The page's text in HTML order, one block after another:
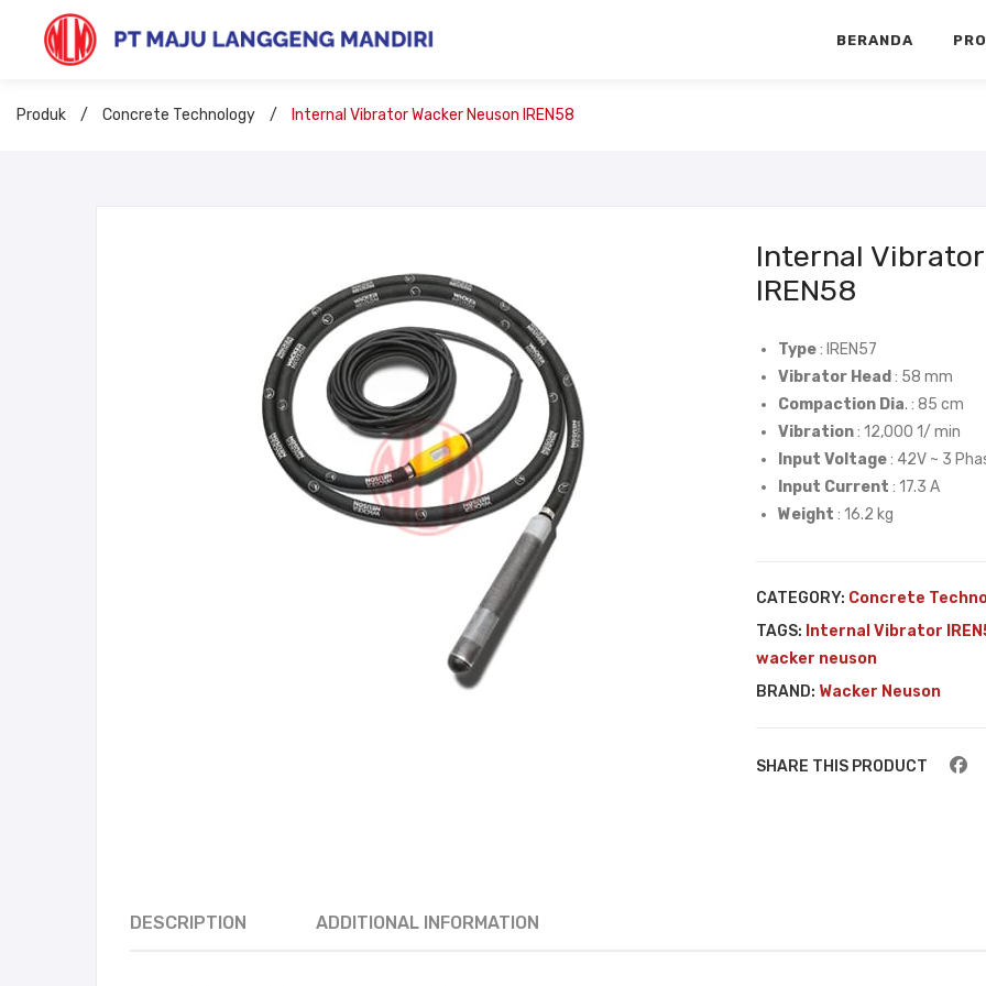
BERANDA
Produk / Concrete Technology / Internal Vibrator Wacker Neuson IREN58
Internal
IREN58
Type: IREN57
Vibrator Head : 58 mm
Compaction Dia. : 85 cm
Vibration: 12,000 1/ min
Input Voltage: 42V ~ 3
Input Current : 17.3 A
Weight : 16.2 kg
CATEGORY: Concrete
TAGS: Internal Vibrator
wacker neuson
BRAND: Wacker Neuson
SHARE THIS PRODUCT
DESCRIPTION ADDITIONAL INFORMATION